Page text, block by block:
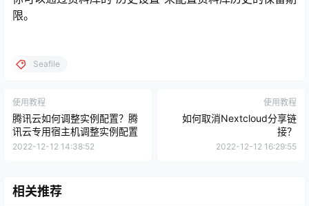
限。
Seafile
使用教程
腾讯云如何调整实例配置？腾
讯云专用宿主机调整实例配置
2022-12-12 14:38:52
使用教程
如何取消Nextcloud分享链
接？
2022-12-12 16:29:55
相关推荐